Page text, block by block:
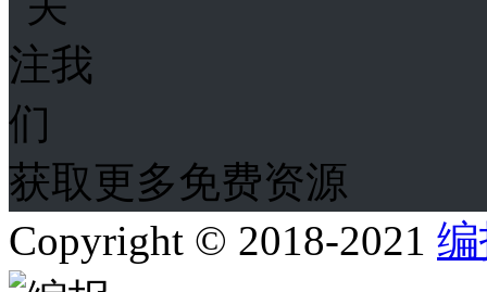
获取更多免费资源
Copyright © 2018-2021